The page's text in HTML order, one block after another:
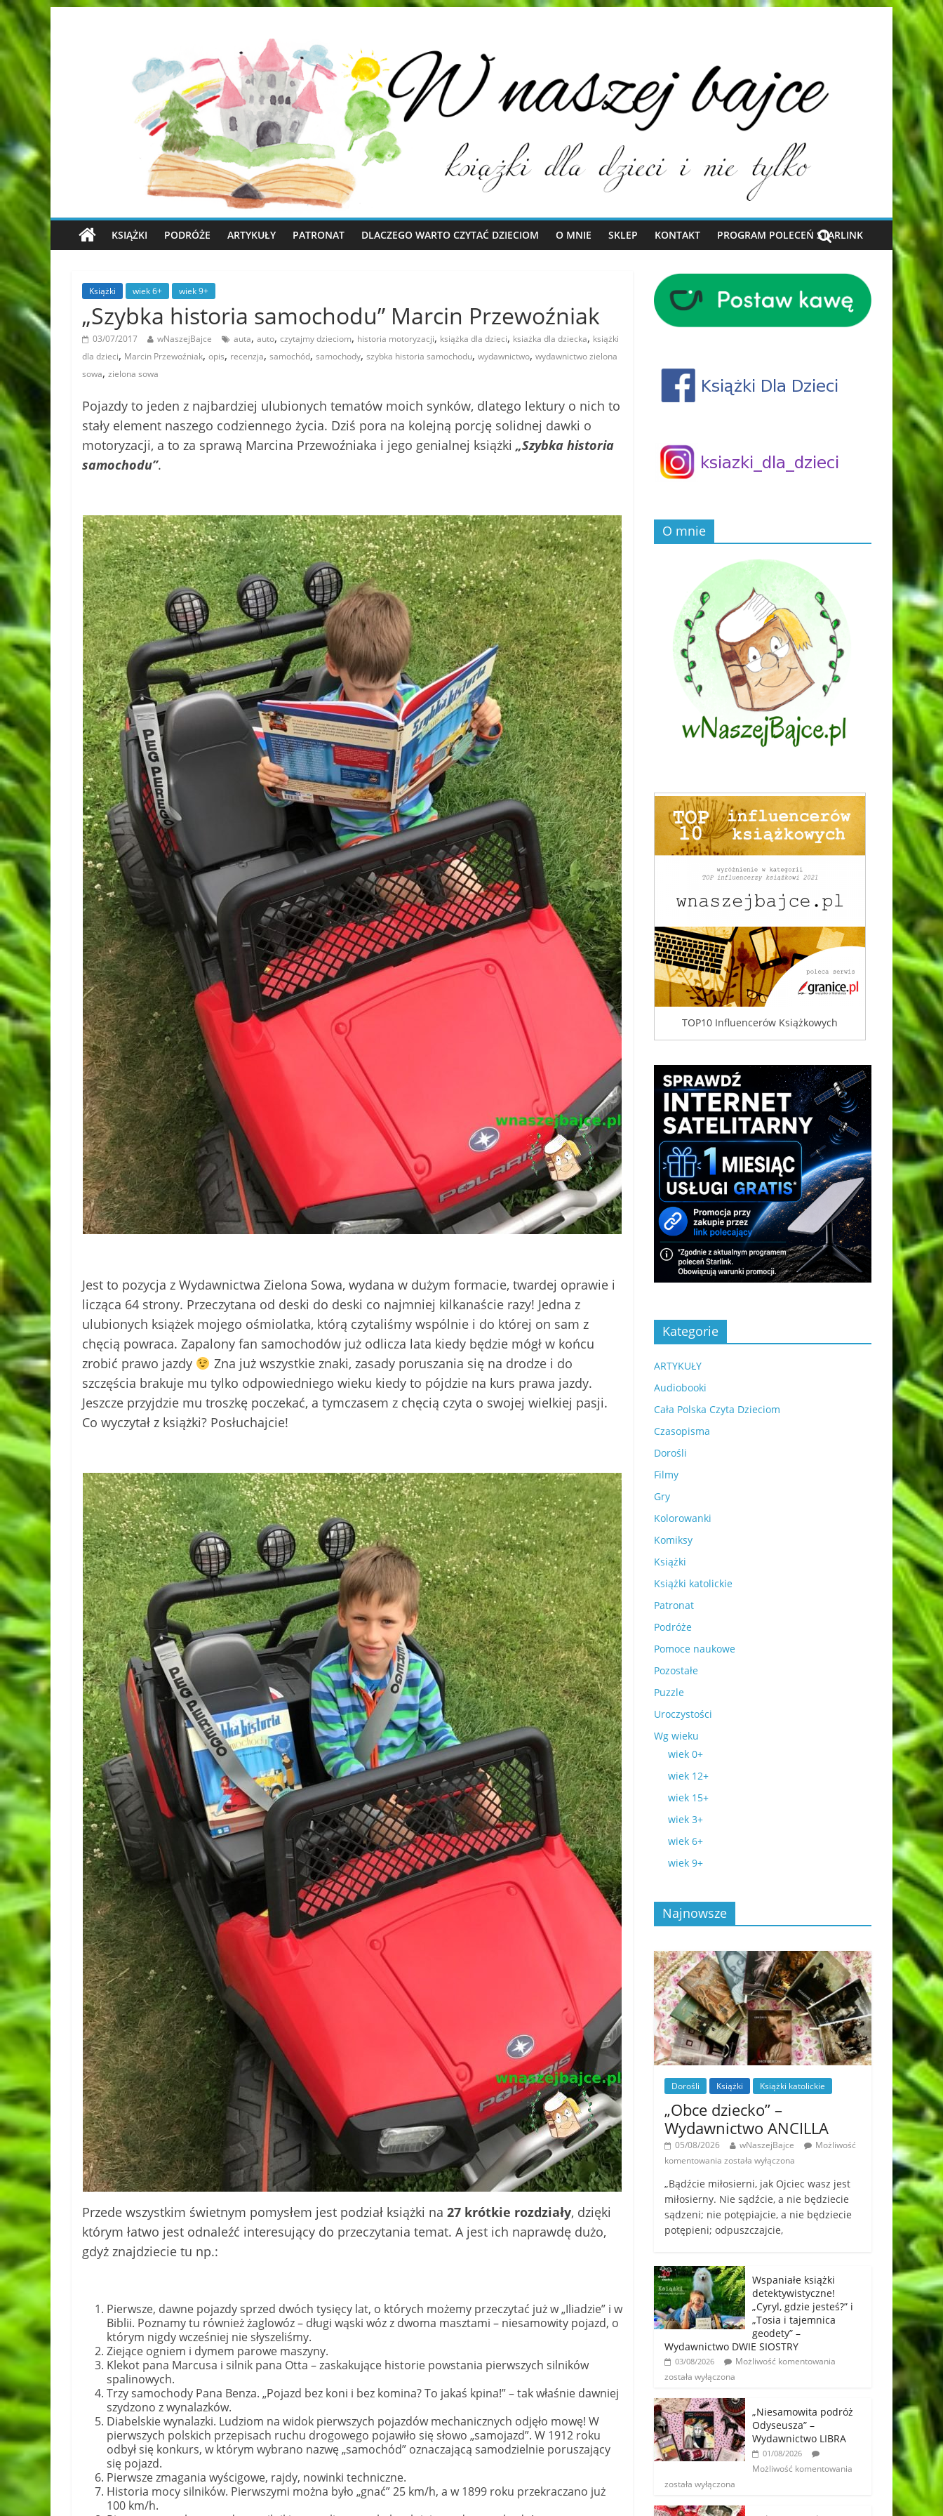
KSIĄŻKI PODRÓŻE ARTYKUŁY PATRONAT DLACZEGO WARTO CZYTAĆ DZIECIOM O MNIE SKLEP KONTAKT PROGRAM POLECEŃ STARLINK
Książki wiek 6+ wiek 9+
„Szybka historia samochodu” Marcin Przewoźniak
03/07/2017 wNaszejBajce auta, auto, czytajmy dzieciom, historia motoryzacji, książka dla dzieci, ksiażka dla dziecka, książki
dla dzieci, Marcin Przewoźniak, opis, recenzja, samochód, samochody, szybka historia samochodu, wydawnictwo, wydawnictwo zielona
sowa, zielona sowa
Pojazdy to jeden z najbardziej ulubionych tematów moich synków, dlatego lektury o nich to
stały element naszego codziennego życia. Dziś pora na kolejną porcję solidnej dawki o
motoryzacji, a to za sprawą Marcina Przewoźniaka i jego genialnej książki „Szybka historia
samochodu”.
Jest to pozycja z Wydawnictwa Zielona Sowa, wydana w dużym formacie, twardej oprawie i
licząca 64 strony. Przeczytana od deski do deski co najmniej kilkanaście razy! Jedna z
ulubionych książek mojego ośmiolatka, którą czytaliśmy wspólnie i do której on sam z
chęcią powraca. Zapalony fan samochodów już odlicza lata kiedy będzie mógł w końcu
zrobić prawo jazdy
Zna już wszystkie znaki, zasady poruszania się na drodze i do
szczęścia brakuje mu tylko odpowiedniego wieku kiedy to pójdzie na kurs prawa jazdy.
Jeszcze przyjdzie mu troszkę poczekać, a tymczasem z chęcią czyta o swojej wielkiej pasji.
Co wyczytał z książki? Posłuchajcie!
Przede wszystkim świetnym pomysłem jest podział książki na 27 krótkie rozdziały, dzięki
którym łatwo jest odnaleźć interesujący do przeczytania temat. A jest ich naprawdę dużo,
gdyż znajdziecie tu np.:
Pierwsze, dawne pojazdy sprzed dwóch tysięcy lat, o których możemy przeczytać już w „Iliadzie” i w
Biblii. Poznamy tu również żaglowóz – długi wąski wóz z dwoma masztami – niesamowity pojazd, o
którym nigdy wcześniej nie słyszeliśmy.
Ziejące ogniem i dymem parowe maszyny.
Klekot pana Marcusa i silnik pana Otta – zaskakujące historie powstania pierwszych silników
spalinowych.
Trzy samochody Pana Benza. „Pojazd bez koni i bez komina? To jakaś kpina!” – tak właśnie dawniej
szydzono z wynalazków.
Diabelskie wynalazki. Ludziom na widok pierwszych pojazdów mechanicznych odjęło mowę! W
pierwszych polskich przepisach ruchu drogowego pojawiło się słowo „samojazd”. W 1912 roku
odbył się konkurs, w którym wybrano nazwę „samochód” oznaczającą samodzielnie poruszający
się pojazd.
Pierwsze zmagania wyścigowe, rajdy, nowinki techniczne.
Historia mocy silników. Pierwszymi można było „gnać” 25 km/h, a w 1899 roku przekraczano już
100 km/h.
O mnie
TOP10 Influencerów Książkowych
Kategorie
ARTYKUŁY
Audiobooki
Cała Polska Czyta Dzieciom
Czasopisma
Dorośli
Filmy
Gry
Kolorowanki
Komiksy
Książki
Książki katolickie
Patronat
Podróże
Pomoce naukowe
Pozostałe
Puzzle
Uroczystości
Wg wieku
wiek 0+
wiek 12+
wiek 15+
wiek 3+
wiek 6+
wiek 9+
Najnowsze
Dorośli Książki Książki katolickie
„Obce dziecko” –
Wydawnictwo ANCILLA
05/08/2026 wNaszejBajce
Możliwość
komentowania została wyłączona
„Bądźcie miłosierni, jak Ojciec wasz jest
miłosierny. Nie sądźcie, a nie będziecie
sądzeni; nie potępiajcie, a nie będziecie
potępieni; odpuszczajcie,
Wspaniałe książki
detektywistyczne!
„Cyryl, gdzie jesteś?” i
„Tosia i tajemnica
geodety” –
Wydawnictwo DWIE SIOSTRY
03/08/2026
Możliwość komentowania
została wyłączona
„Niesamowita podróż
Odyseusza” –
Wydawnictwo LIBRA
01/08/2026
Możliwość komentowania
została wyłączona